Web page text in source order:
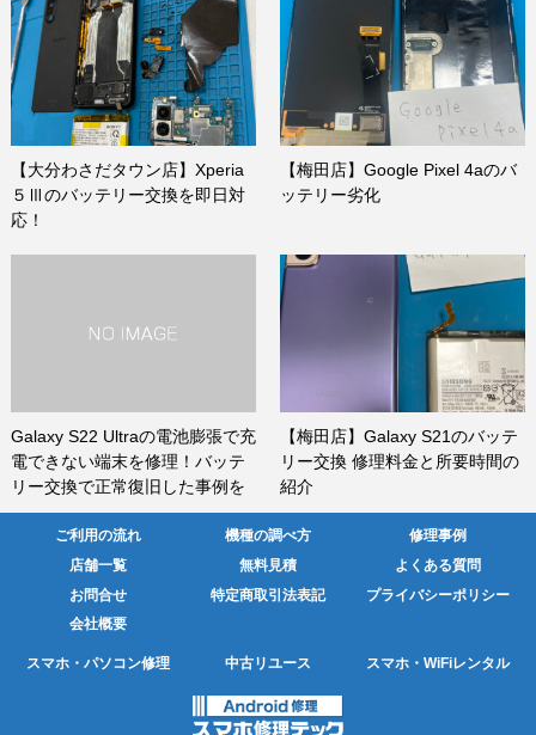
【大分わさだタウン店】Xperia
５Ⅲのバッテリー交換を即日対
応！
【梅田店】Google Pixel 4aのバ
ッテリー劣化
Galaxy S22 Ultraの電池膨張で充
電できない端末を修理！バッテ
リー交換で正常復旧した事例を
ご紹介
【梅田店】Galaxy S21のバッテ
リー交換 修理料金と所要時間の
紹介
ご利用の流れ 機種の調べ方
修理事例
店舗一覧
無料見積
よくある質問
お問合せ
特定商取引法表記
プライバシーポリシー
会社概要
スマホ・パソコン修理 中古リユース スマホ・WiFiレンタル